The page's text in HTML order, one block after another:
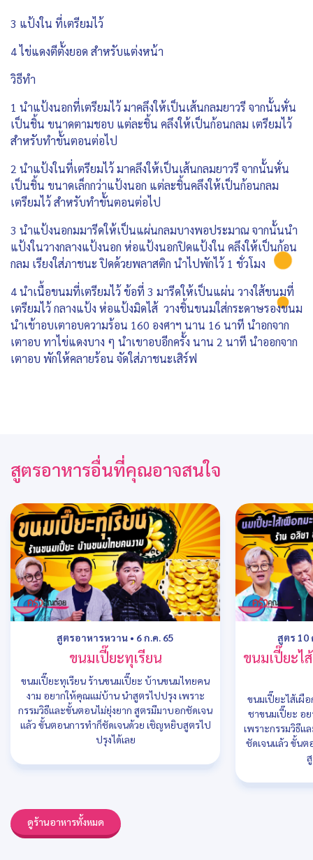
3 แป้งใน ที่เตรียมไว้
4 ไข่แดงตีตั้งยอด สำหรับแต่งหน้า
วิธีทำ
1 นำแป้งนอกที่เตรียมไว้ มาคลึงให้เป็นเส้นกลมยาวรี จากนั้นหั่น
เป็นชิ้น ขนาดตามชอบ แต่ละชิ้น คลึงให้เป็นก้อนกลม เตรียมไว้
สำหรับทำขั้นตอนต่อไป
2 นำแป้งในที่เตรียมไว้ มาคลึงให้เป็นเส้นกลมยาวรี จากนั้นหั่น
เป็นชิ้น ขนาดเล็กกว่าแป้งนอก แต่ละชิ้นคลึงให้เป็นก้อนกลม
เตรียมไว้ สำหรับทำขั้นตอนต่อไป
3 นำแป้งนอกมมารีดให้เป็นแผ่นกลมบางพอประมาณ จากนั้นนำ
แป้งในวางกลางแป้งนอก ห่อแป้งนอกปิดแป้งใน คลึงให้เป็นก้อน
กลม เรียงใส่ภาชนะ ปิดด้วยพลาสติก นำไปพักไว้ 1 ชั่วโมง
4 นำเนื้อขนมที่เตรียมไว้ ข้อที่ 3 มารีดให้เป็นแผ่น วางใส้ขนมที่
เตรียมไว้ กลางแป้ง ห่อแป้งมิดไส้ วางชิ้นขนมใส่กระดาษรองขนม
นำเข้าอบเตาอบความร้อน 160 องศาฯ นาน 16 นาที นำอกจาก
เตาอบ ทาไข่แดงบาง ๆ นำเขาอบอีกครั้ง นาน 2 นาที นำออกจาก
เตาอบ พักให้คลายร้อน จัดใส่ภาชนะเสิร์ฟ
สูตรอาหารอื่นที่คุณอาจสนใจ
สูตรอาหารหวาน • 6 ก.ค. 65
ขนมเปี๊ยะทุเรียน
ขนมเปี๊ยะทุเรียน ร้านขนมเปี๊ยะ บ้านขนมไทยคน
งาม อยากให้คุณแม่บ้าน นำสูตรไปปรุง เพราะ
กรรมวิธีและขั้นตอนไม่ยุ่งยาก สูตรมีมาบอกชัดเจน
แล้ว ขั้นตอนการทำก็ชัดเจนด้วย เชิญหยิบสูตรไป
ปรุงได้เลย
สูตร 10
ขนมเปี๊ยะไ
ขนมเปี๊ยะไส้เผื
ชาขนมเปี๊ยะ อ
เพราะกรรมวิธีแ
ชัดเจนแล้ว ขั้น
ดูร้านอาหารทั้งหมด